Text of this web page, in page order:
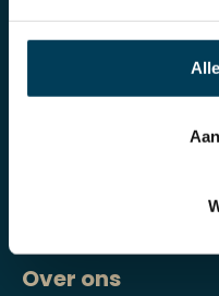
Toppers
Hoofdkussens
Over ons